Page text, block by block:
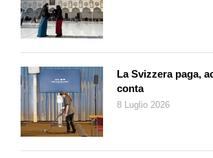
paese e su eventi naturali significativi come
terremoto e grandi nevicate. Fra questi,
bisnonno Domenico, persino il catastrofico
Messina del 1909 per il quale si apprende
fatto fare una colletta a tutti i Comuni del
sono aggiunte le somme versate dai
Pellegrini compreso.
Ancora Danilo Pellegrini: «Ho trovato, fra
fabbricazione di tegole per la copertura
La Svizzera paga,
conta
8 Luglio 2026